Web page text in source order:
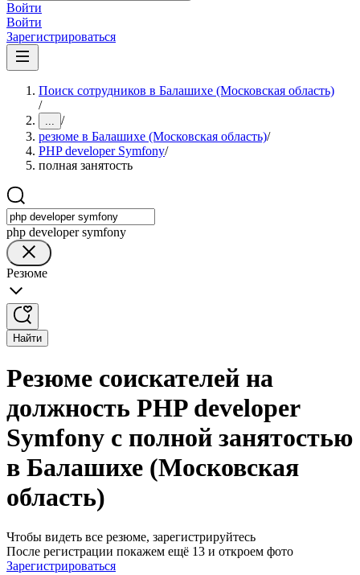
Войти
Войти
Зарегистрироваться
Поиск сотрудников в Балашихе (Московская область)
/
... /
резюме в Балашихе (Московская область)/
PHP developer Symfony/
полная занятость
php developer symfony
Резюме
Найти
Резюме соискателей на
должность PHP developer
Symfony с полной занятостью
в Балашихе (Московская
область)
Чтобы видеть все резюме, зарегистрируйтесь
После регистрации покажем ещё 13 и откроем фото
Зарегистрироваться